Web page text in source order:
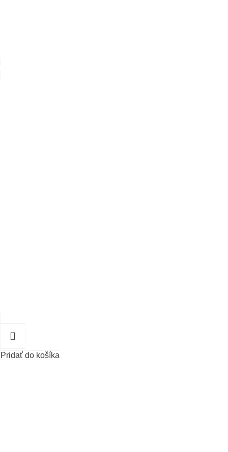
Pridať do košíka